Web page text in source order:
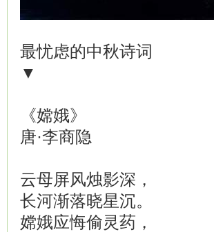
最忧虑的中秋诗词
▼
《嫦娥》
唐·李商隐
云母屏风烛影深，
长河渐落晓星沉。
嫦娥应悔偷灵药，